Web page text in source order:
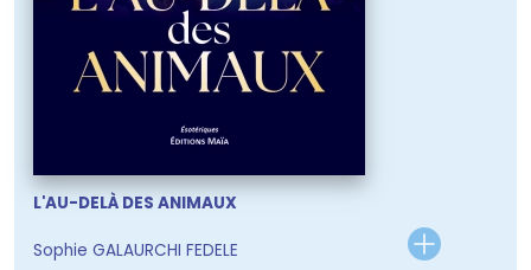
L'AU-DELÀ DES ANIMAUX
Sophie GALAURCHI FEDELE